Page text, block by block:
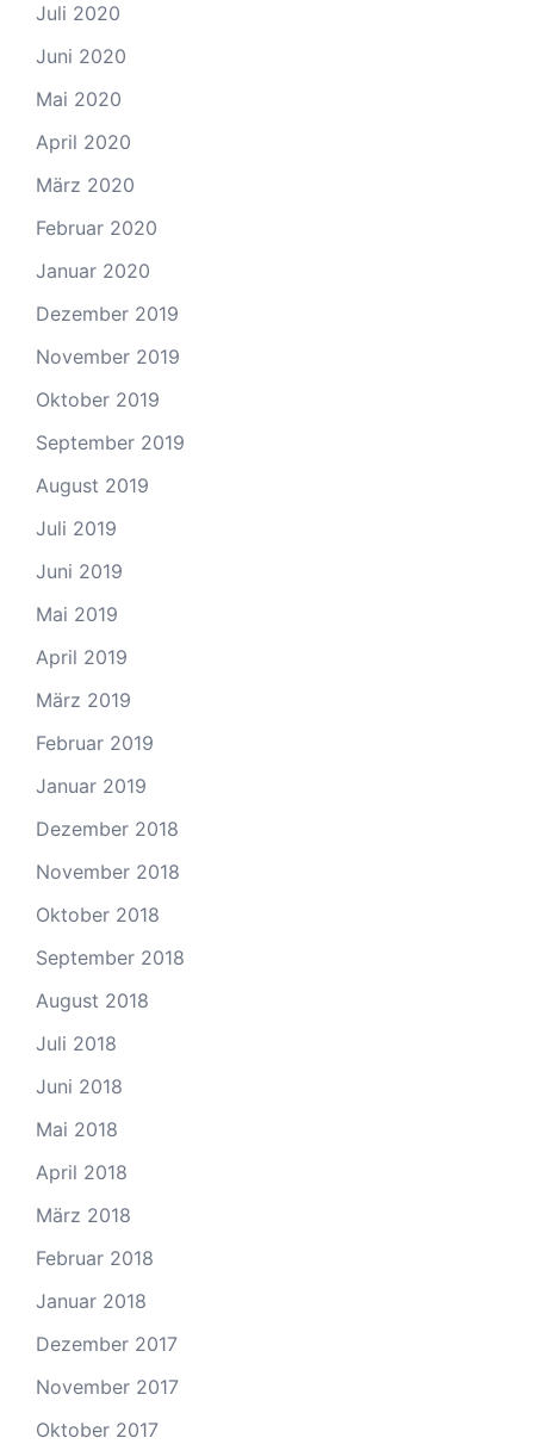
Juli 2020
Juni 2020
Mai 2020
April 2020
März 2020
Februar 2020
Januar 2020
Dezember 2019
November 2019
Oktober 2019
September 2019
August 2019
Juli 2019
Juni 2019
Mai 2019
April 2019
März 2019
Februar 2019
Januar 2019
Dezember 2018
November 2018
Oktober 2018
September 2018
August 2018
Juli 2018
Juni 2018
Mai 2018
April 2018
März 2018
Februar 2018
Januar 2018
Dezember 2017
November 2017
Oktober 2017